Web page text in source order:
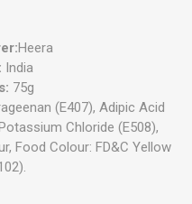
Heera
India
75g
(E407), Adipic Acid
Chloride (E508),
Food Colour: FD&C Yellow